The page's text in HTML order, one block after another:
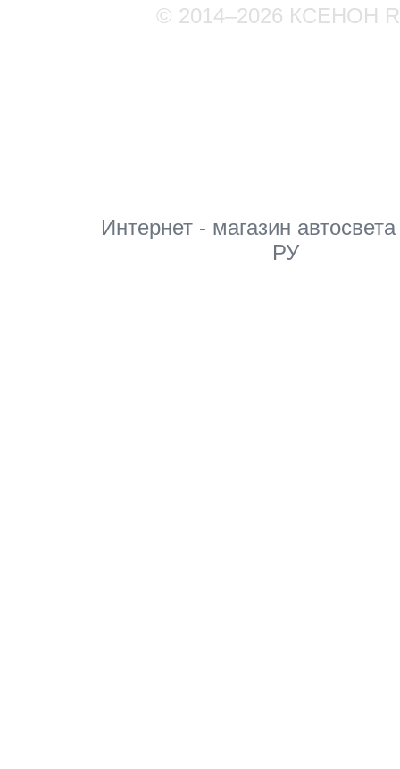
© 2014–2026 КСЕНОН
Интернет - магазин
РУ